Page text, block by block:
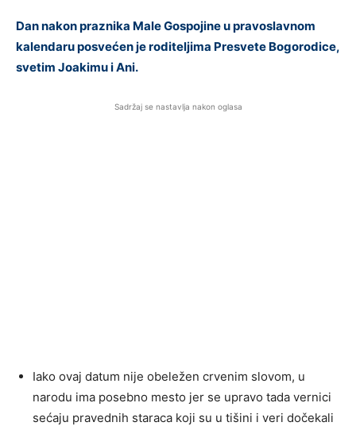
Dan nakon praznika Male Gospojine u pravoslavnom
kalendaru posvećen je roditeljima Presvete Bogorodice,
svetim Joakimu i Ani.
Sadržaj se nastavlja nakon oglasa
Iako ovaj datum nije obeležen crvenim slovom, u
narodu ima posebno mesto jer se upravo tada vernici
sećaju pravednih staraca koji su u tišini i veri dočekali